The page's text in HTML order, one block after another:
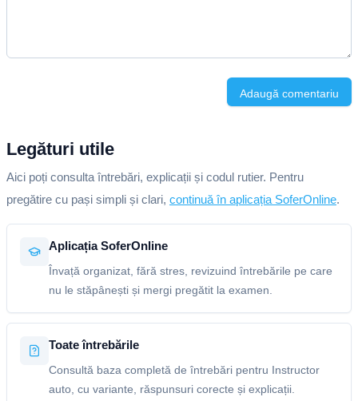
Adaugă comentariu
Legături utile
Aici poți consulta întrebări, explicații și codul rutier. Pentru
pregătire cu pași simpli și clari, continuă în aplicația SoferOnline.
Aplicația SoferOnline
Învață organizat, fără stres, revizuind întrebările pe care
nu le stăpânești și mergi pregătit la examen.
Toate întrebările
Consultă baza completă de întrebări pentru Instructor
auto, cu variante, răspunsuri corecte și explicații.